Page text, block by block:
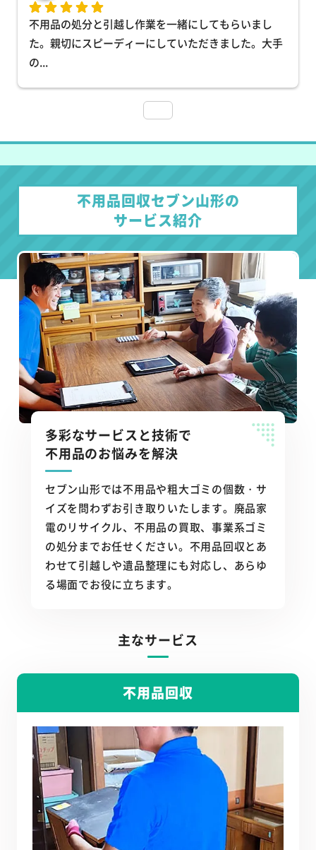
不用品の処分と引越し作業を一緒にしてもらいまし
た。親切にスピーディーにしていただきました。大手
の...
不用品回収セブン山形の
サービス紹介
多彩なサービスと技術で
不用品のお悩みを解決
セブン山形では不用品や粗大ゴミの個数・サ
イズを問わずお引き取りいたします。廃品家
電のリサイクル、不用品の買取、事業系ゴミ
の処分までお任せください。不用品回収とあ
わせて引越しや遺品整理にも対応し、あらゆ
る場面でお役に立ちます。
主なサービス
不用品回収